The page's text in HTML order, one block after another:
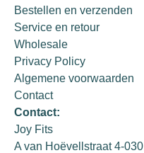
Bestellen en verzenden
Service en retour
Wholesale
Privacy Policy
Algemene voorwaarden
Contact
Contact:
Joy Fits
A van Hoëvellstraat 4-030